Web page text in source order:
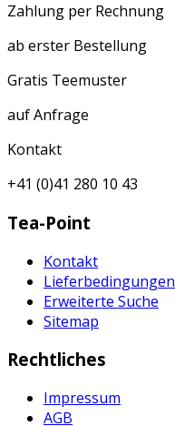
Zahlung per Rechnung
ab erster Bestellung
Gratis Teemuster
auf Anfrage
Kontakt
+41 (0)41 280 10 43
Tea-Point
Kontakt
Lieferbedingungen
Erweiterte Suche
Sitemap
Rechtliches
Impressum
AGB